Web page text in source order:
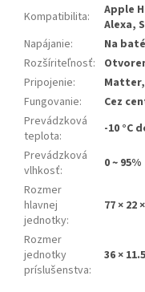
Kompatibilita:
Apple
Alexa,
Napájanie:
Na
Rozšíriteľnosť:
Pripojenie:
Fungovanie:
Cez
Prevádzková
teplota:
-10 °C
Prevádzková
vlhkosť:
0 ~ 95%
Rozmer
hlavnej
jednotky:
77 × 22
Rozmer
jednotky
príslušenstva:
36 ×